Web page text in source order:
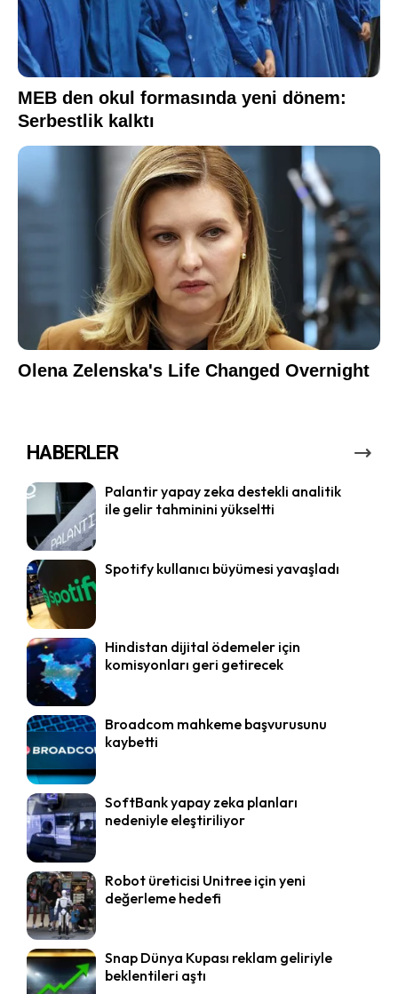
HABERLER
Palantir yapay zeka destekli analitik
ile gelir tahminini yükseltti
Spotify kullanıcı büyümesi yavaşladı
Hindistan dijital ödemeler için
komisyonları geri getirecek
Broadcom mahkeme başvurusunu
kaybetti
SoftBank yapay zeka planları
nedeniyle eleştiriliyor
Robot üreticisi Unitree için yeni
değerleme hedefi
Snap Dünya Kupası reklam geliriyle
beklentileri aştı